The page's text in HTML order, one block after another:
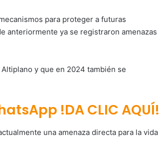
para proteger a futuras
anteriormente ya se registraron amenazas
y que en 2024 también se
!DA CLIC AQUÍ!
una amenaza directa para la vida